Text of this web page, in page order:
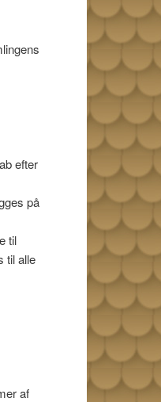
efter
på
til
til alle
af